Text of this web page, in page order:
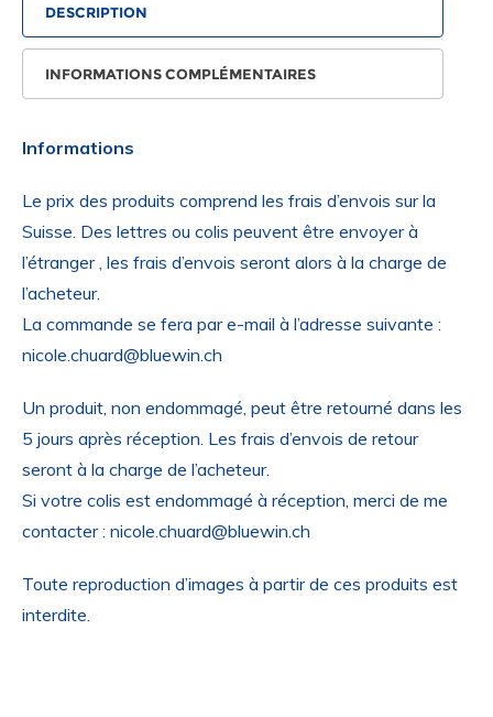
DESCRIPTION
INFORMATIONS COMPLÉMENTAIRES
Informations
Le prix des produits comprend les frais d’envois sur la
Suisse. Des lettres ou colis peuvent être envoyer à
l’étranger , les frais d’envois seront alors à la charge de
l’acheteur.
La commande se fera par e-mail à l’adresse suivante :
nicole.chuard@bluewin.ch
Un produit, non endommagé, peut être retourné dans les
5 jours après réception. Les frais d’envois de retour
seront à la charge de l’acheteur.
Si votre colis est endommagé à réception, merci de me
contacter : nicole.chuard@bluewin.ch
Toute reproduction d’images à partir de ces produits est
interdite.